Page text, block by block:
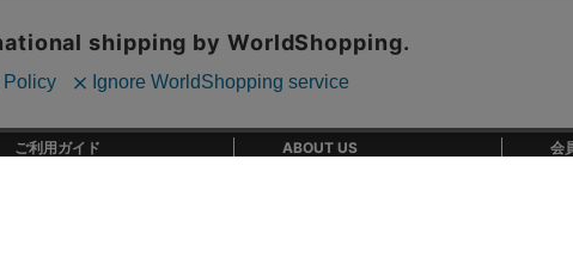
ご利用ガイド ABOUT US 会